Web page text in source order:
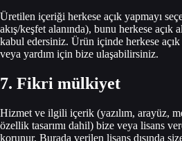
Üretilen içeriği herkese açık yapmayı
akış/keşfet alanında), bunu herkese
kabul edersiniz. Ürün içinde herkese
veya yardım için bize ulaşabilirsiniz.
7. Fikri mülkiyet
Hizmet ve ilgili içerik (yazılım, arayüz,
özellik tasarımı dahil) bize veya lisans
korunur. Burada verilen lisans dışında